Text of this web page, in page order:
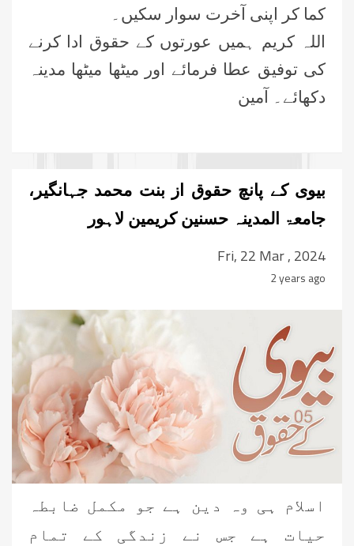
کما کر اپنی آخرت سوار سکیں۔
اللہ کریم ہمیں عورتوں کے حقوق ادا کرنے
کی توفیق عطا فرمائے اور میٹھا میٹھا مدینہ
دکھائے۔ آمین
بیوی کے پانچ حقوق از بنت محمد جہانگیر،
جامعۃ المدینہ حسنین کریمین لاہور
Fri, 22 Mar , 2024
2 years ago
اسلام ہی وہ دین ہے جو مکمل ضابطہ
حیات ہے جس نے زندگی کے تمام